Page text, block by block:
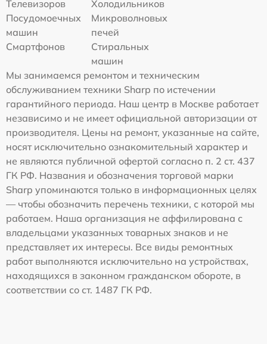
Телевизоров
Холодильников
Посудомоечных
машин
Микроволновых
печей
Смартфонов
Стиральных
машин
Мы занимаемся ремонтом и техническим
обслуживанием техники Sharp по истечении
гарантийного периода. Наш центр в Москве работает
независимо и не имеет официальной авторизации от
производителя. Цены на ремонт, указанные на сайте,
носят исключительно ознакомительный характер и
не являются публичной офертой согласно п. 2 ст. 437
ГК РФ. Названия и обозначения торговой марки
Sharp упоминаются только в информационных целях
— чтобы обозначить перечень техники, с которой мы
работаем. Наша организация не аффилирована с
владельцами указанных товарных знаков и не
представляет их интересы. Все виды ремонтных
работ выполняются исключительно на устройствах,
находящихся в законном гражданском обороте, в
соответствии со ст. 1487 ГК РФ.